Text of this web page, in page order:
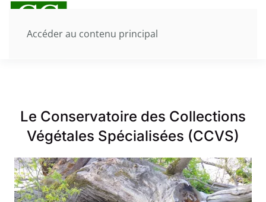
Accéder au contenu principal
Le Conservatoire des Collections
Végétales Spécialisées (CCVS)